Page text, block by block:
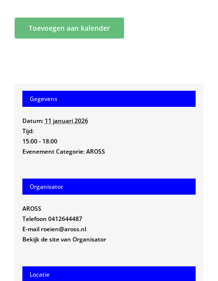
Toevoegen aan kalender
Gegevens
Datum: 11 januari 2026
Tijd:
15:00 - 18:00
Evenement Categorie: AROSS
Organisator
AROSS
Telefoon 0412644487
E-mail roeien@aross.nl
Bekijk de site van Organisator
Locatie